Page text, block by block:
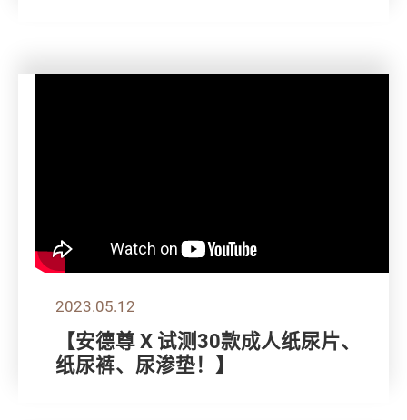
2023.05.12
【安德尊 X 试测30款成人纸尿片、
纸尿裤、尿渗垫！】